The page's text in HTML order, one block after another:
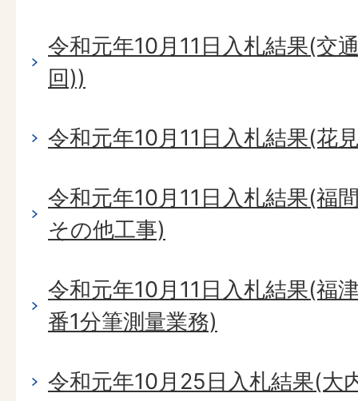
令和元年10月11日入札結果(交
回))
令和元年10月11日入札結果(花
令和元年10月11日入札結果(福
その他工事)
令和元年10月11日入札結果(福
番1分筆測量業務)
令和元年10月25日入札結果(大